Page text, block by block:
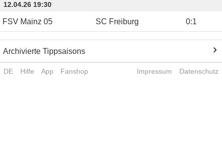
12.04.26 19:30
FSV Mainz 05 SC Freiburg 0:1
Archivierte Tippsaisons
DE Hilfe App Fanshop Impressum Datenschutz